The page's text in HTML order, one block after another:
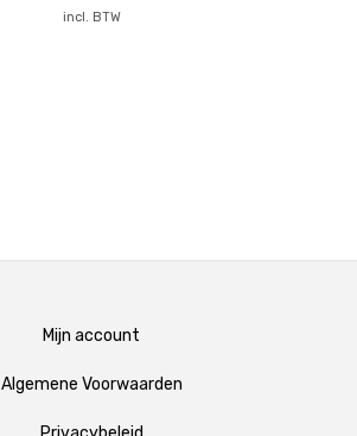
incl. BTW
Mijn account
Algemene Voorwaarden